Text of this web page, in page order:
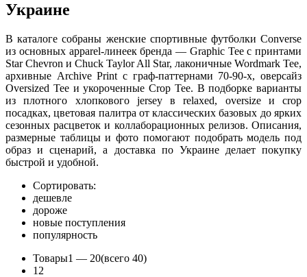
Украине
В каталоге собраны женские спортивные футболки Converse
из основных apparel-линеек бренда — Graphic Tee с принтами
Star Chevron и Chuck Taylor All Star, лаконичные Wordmark Tee,
архивные Archive Print с граф-паттернами 70-90-х, оверсайз
Oversized Tee и укороченные Crop Tee. В подборке варианты
из плотного хлопкового jersey в relaxed, oversize и crop
посадках, цветовая палитра от классических базовых до ярких
сезонных расцветок и коллаборационных релизов. Описания,
размерные таблицы и фото помогают подобрать модель под
образ и сценарий, а доставка по Украине делает покупку
быстрой и удобной.
Сортировать:
дешевле
дороже
новые поступления
популярность
Товары1 — 20(всего 40)
1 2